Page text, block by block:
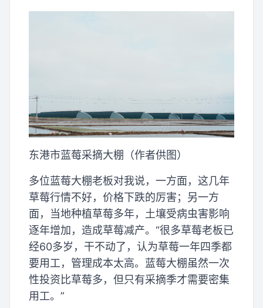
东港市蓝莓采摘大棚（作者供图）
多位蓝莓大棚老板对我说，一方面，这几年
草莓行情不好，价格下跌的厉害；另一方
面，当地种植草莓多年，土壤受病虫害影响
逐年增加，造成草莓减产。“很多草莓老板已
经60多岁，干不动了，认为草莓一年四季都
要用工，管理成本太高。蓝莓大棚虽然一次
性投资比草莓多，但只有采摘季才需要密集
用工。”